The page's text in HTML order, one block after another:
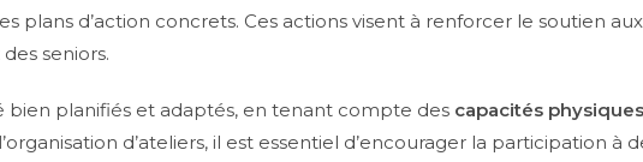
plans d’action concrets. Ces actions visent à renforcer le soutien
seniors.
bien planifiés et adaptés, en tenant compte des capacités physiques
d’ateliers, il est essentiel d’encourager la participation à